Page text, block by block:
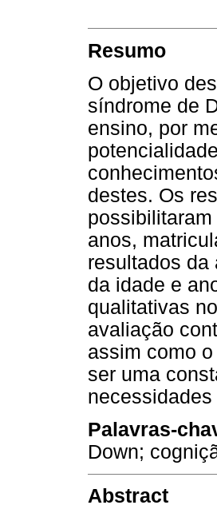
Resumo
O objetivo
síndrome de
ensino, por
destes. Os
anos,
resultados da
da idade e
qualitativas
avaliação
assim como
ser uma
Palavras-
Down;
Abstract